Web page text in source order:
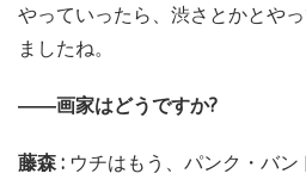
やっていったら、渋さとかとや
ましたね。
――画家はどうですか?
藤森 : ウチはもう、パンク・バ